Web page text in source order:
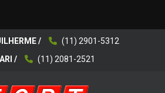
/
(11) 2901-5312
/
(11) 2081-2521